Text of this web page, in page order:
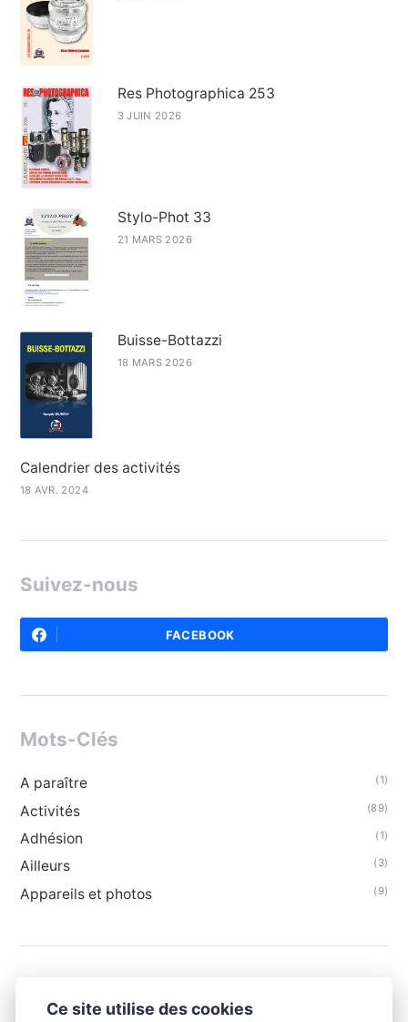
Res Photographica 253
3 JUIN 2026
Stylo-Phot 33
21 MARS 2026
Buisse-Bottazzi
18 MARS 2026
Calendrier des activités
18 AVR. 2024
Suivez-nous
FACEBOOK
Mots-Clés
A paraître (1)
Activités (89)
Adhésion (1)
Ailleurs (3)
Appareils et photos (9)
Ce site utilise des cookies